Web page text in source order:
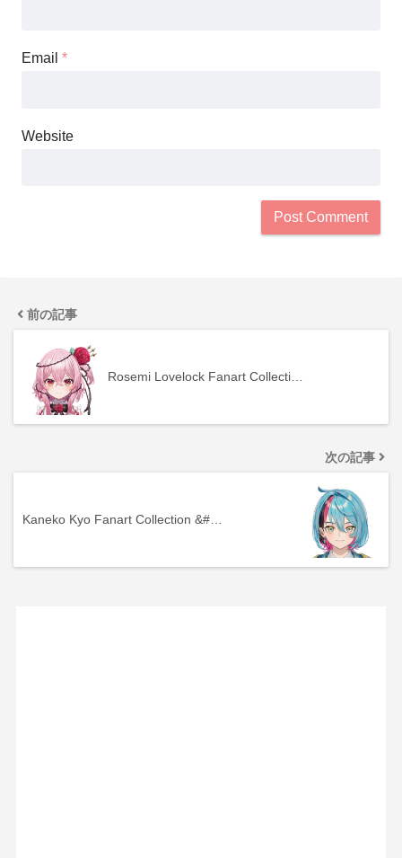
Email *
Website
前の記事
Rosemi Lovelock Fanart Collecti…
次の記事
Kaneko Kyo Fanart Collection &#…